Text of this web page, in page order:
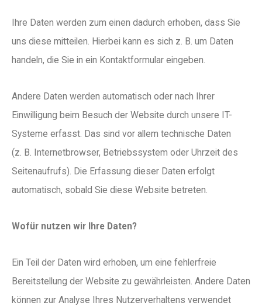
Ihre Daten werden zum einen dadurch erhoben, dass Sie
uns diese mitteilen. Hierbei kann es sich z. B. um Daten
handeln, die Sie in ein Kontaktformular eingeben.
Andere Daten werden automatisch oder nach Ihrer
Einwilligung beim Besuch der Website durch unsere IT-
Systeme erfasst. Das sind vor allem technische Daten
(z. B. Internetbrowser, Betriebssystem oder Uhrzeit des
Seitenaufrufs). Die Erfassung dieser Daten erfolgt
automatisch, sobald Sie diese Website betreten.
Wofür nutzen wir Ihre Daten?
Ein Teil der Daten wird erhoben, um eine fehlerfreie
Bereitstellung der Website zu gewährleisten. Andere Daten
können zur Analyse Ihres Nutzerverhaltens verwendet